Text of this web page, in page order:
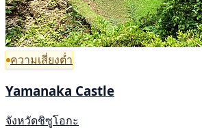
ความเสี่ยงต่ำ
Yamanaka Castle
จังหวัดชิซูโอกะ